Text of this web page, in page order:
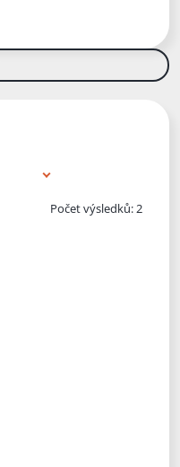
Počet výsledků: 2